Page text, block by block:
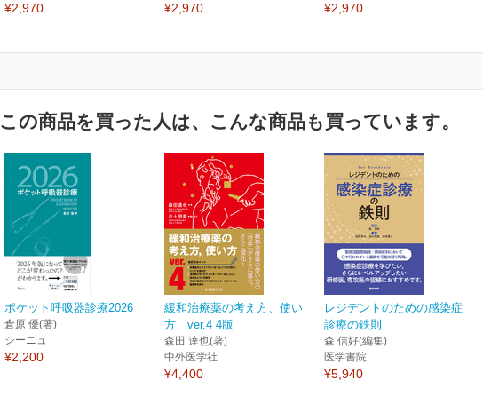
¥2,970 ¥2,970 ¥2,970
この商品を買った人は、こんな商品も買っています。
ポケット呼吸器診療2026
倉原 優(著)
シーニュ
¥2,200
緩和治療薬の考え方、使い
方 ver.4 4版
森田 達也(著)
中外医学社
¥4,400
レジデントのための感染症
診療の鉄則
森 信好(編集)
医学書院
¥5,940